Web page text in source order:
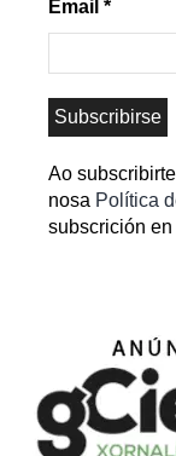
Email *
Ao
nosa Política
subscrición